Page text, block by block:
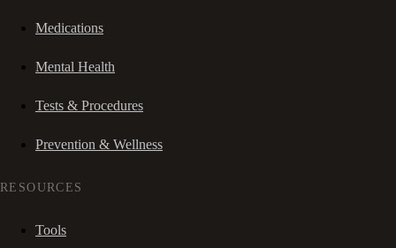
Medications
Mental Health
Tests & Procedures
Prevention & Wellness
RESOURCES
Tools